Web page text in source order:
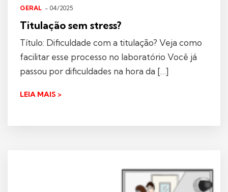
GERAL - 04/2025
Titulação sem stress?
Título: Dificuldade com a titulação? Veja como
facilitar esse processo no laboratório Você já
passou por dificuldades na hora da […]
LEIA MAIS >